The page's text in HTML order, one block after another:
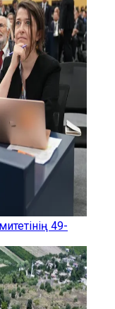
49-